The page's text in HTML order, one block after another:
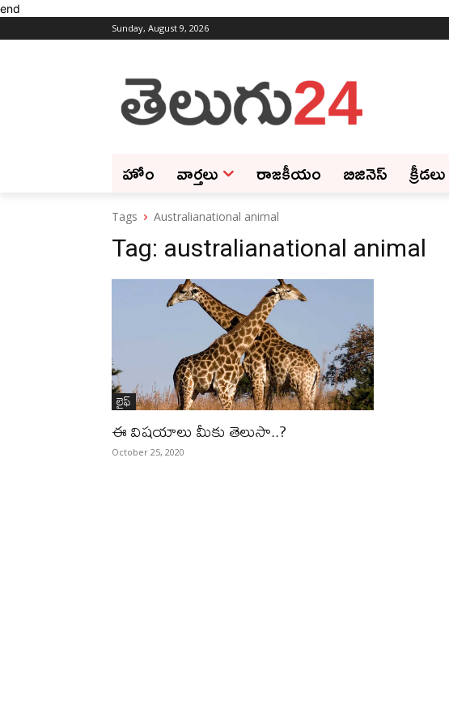
end
Sunday, August 9, 2026
హోం వార్తలు రాజకీయం బిజినెస్‌ క్రీడలు
Tags Australianational animal
Tag: australianational animal
లైఫ్‌
ఈ విషయాలు మీకు తెలుసా..?
October 25, 2020